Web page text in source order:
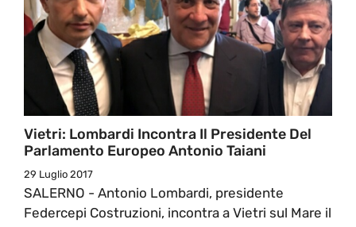
Vietri: Lombardi Incontra Il Presidente Del
Parlamento Europeo Antonio Taiani
29 Luglio 2017
SALERNO - Antonio Lombardi, presidente
Federcepi Costruzioni, incontra a Vietri sul Mare il